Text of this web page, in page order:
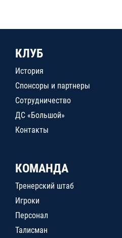
КЛУБ
История
Спонсоры и партнеры
Сотрудничество
ДС «Большой»
Контакты
КОМАНДА
Тренерский штаб
Игроки
Персонал
Талисман